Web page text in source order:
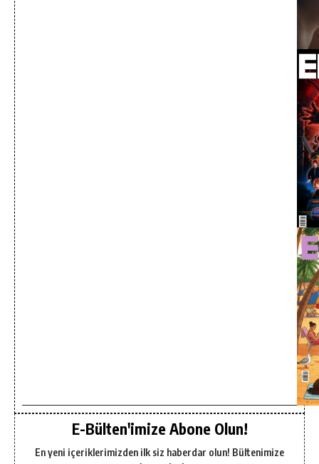
E-Bülten'imize Abone Olun!
En yeni içeriklerimizden ilk siz haberdar olun! Bültenimize